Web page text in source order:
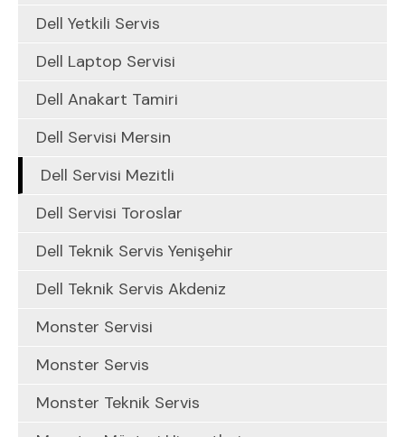
Dell Yetkili Servis
Dell Laptop Servisi
Dell Anakart Tamiri
Dell Servisi Mersin
Dell Servisi Mezitli
Dell Servisi Toroslar
Dell Teknik Servis Yenişehir
Dell Teknik Servis Akdeniz
Monster Servisi
Monster Servis
Monster Teknik Servis